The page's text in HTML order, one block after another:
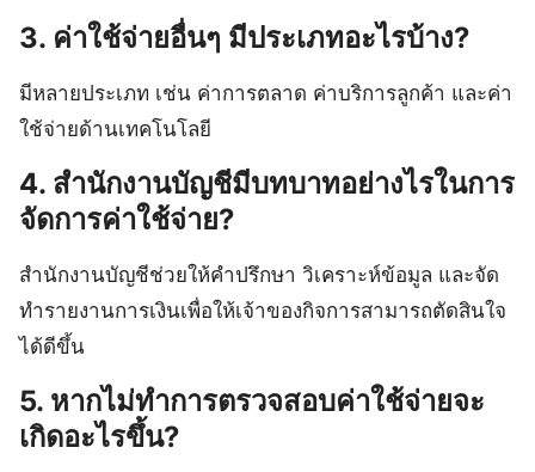
3. ค่าใช้จ่ายอื่นๆ มีประเภทอะไรบ้าง?
มีหลายประเภท เช่น ค่าการตลาด ค่าบริการลูกค้า และค่า
ใช้จ่ายด้านเทคโนโลยี
4. สำนักงานบัญชีมีบทบาทอย่างไรในการ
จัดการค่าใช้จ่าย?
สำนักงานบัญชีช่วยให้คำปรึกษา วิเคราะห์ข้อมูล และจัด
ทำรายงานการเงินเพื่อให้เจ้าของกิจการสามารถตัดสินใจ
ได้ดีขึ้น
5. หากไม่ทำการตรวจสอบค่าใช้จ่ายจะ
เกิดอะไรขึ้น?